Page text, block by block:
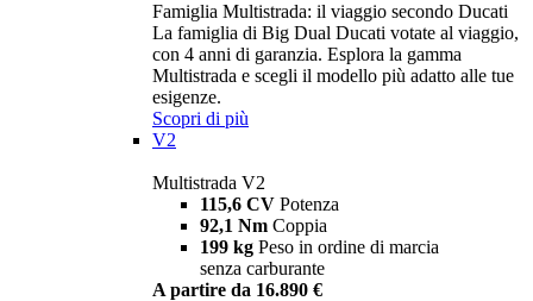
Famiglia Multistrada: il viaggio secondo Ducati
La famiglia di Big Dual Ducati votate al viaggio,
con 4 anni di garanzia. Esplora la gamma
Multistrada e scegli il modello più adatto alle tue
esigenze.
Scopri di più
V2
Multistrada V2
115,6 CV Potenza
92,1 Nm Coppia
199 kg Peso in ordine di marcia
senza carburante
A partire da 16.890 €